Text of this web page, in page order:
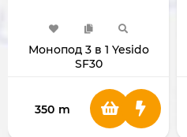
Монопод 3 в 1 Yesido
SF30
350 m